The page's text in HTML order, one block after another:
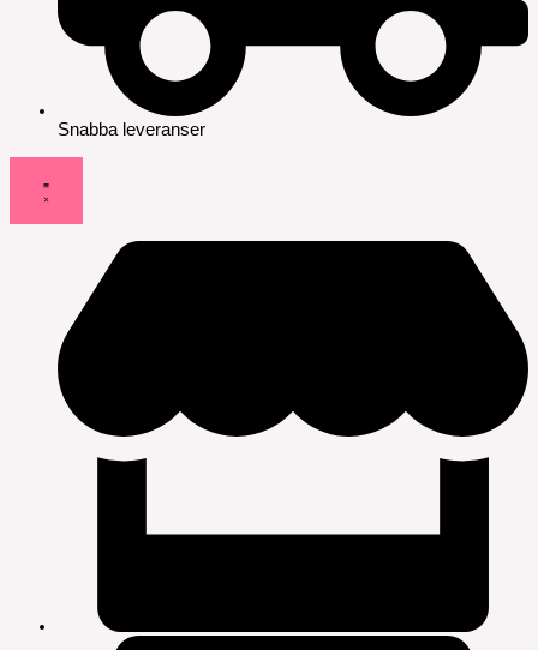
Snabba leveranser